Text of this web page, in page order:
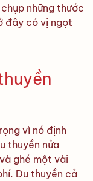
những thước
đây có vị ngọt
vì nó định
thuyền nửa
ghé một vài
Du thuyền cả